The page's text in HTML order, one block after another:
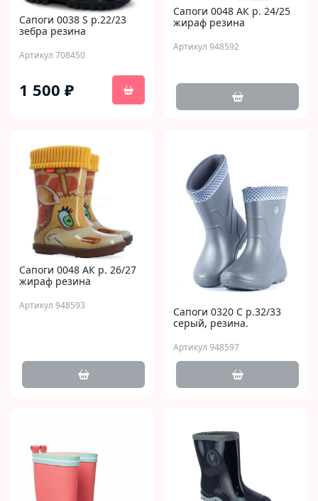
Сапоги 0038 S р.22/23
зебра резина
Артикул 708450
1 500 ₽
Сапоги 0048 AК р. 24/25
жираф резина
Артикул 948592
Сапоги 0048 AК р. 26/27
жираф резина
Артикул 948593
Сапоги 0320 C р.32/33
серый, резина.
Артикул 948597